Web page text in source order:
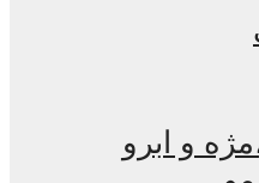
و ابرو